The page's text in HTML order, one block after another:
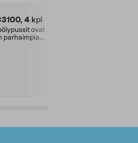
4 kpl
ovat
parhaimpia.